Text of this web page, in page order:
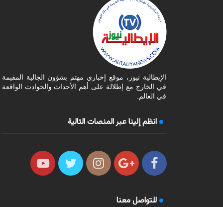
الإيطالية نيوز، موقع إخباري مهتم بشؤون الجالية المقيمة
في الخارج مع إطلالة على أهم الأحداث والحوادث الواقعة
في العالم.
انظم إلينا عبر المنصات التالية
للتواصل معنا